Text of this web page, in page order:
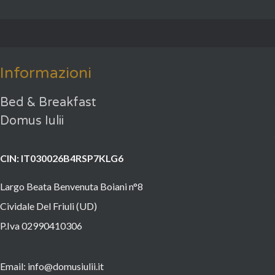
Informazioni
Bed & Breakfast
Domus Iulii
CIN: IT030026B4RSP7KLG6
Largo Beata Benvenuta Boiani n°8
Cividale Del Friuli (UD)
P.Iva 02990410306
Email: info@domusiulii.it